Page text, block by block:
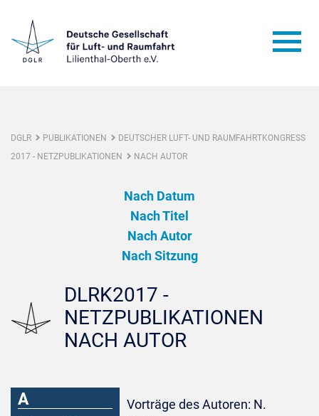
DGLR PUBLIKATIONEN
DEUTSCHER LUFT- UND RAUMFAHRTKONGRESS
2017 - NETZPUBLIKATIONEN
NACH AUTOR
Nach Datum
Nach Titel
Nach Autor
Nach Sitzung
DLRK2017 -
NETZPUBLIKATIONEN
NACH AUTOR
A
Vorträge des Autoren: N.